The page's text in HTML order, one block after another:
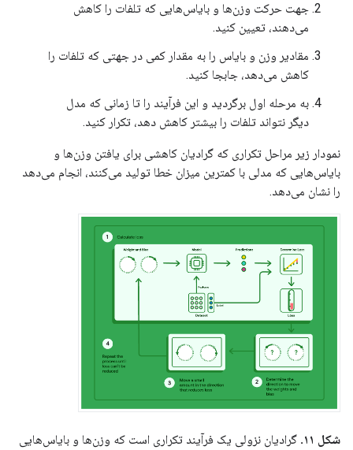
جهت حرکت وزن‌ها و بایاس‌هایی که تلفات را کاهش
می‌دهند، تعیین کنید.
مقادیر وزن و بایاس را به مقدار کمی در جهتی که تلفات را
کاهش می‌دهد، جابجا کنید.
به مرحله اول برگردید و این فرآیند را تا زمانی که مدل
دیگر نتواند تلفات را بیشتر کاهش دهد، تکرار کنید.
نمودار زیر مراحل تکراری که گرادیان کاهشی برای یافتن وزن‌ها و
بایاس‌هایی که مدلی با کمترین میزان خطا تولید می‌کنند، انجام می‌دهد
را نشان می‌دهد.
شکل ۱۱.
گرادیان نزولی یک فرآیند تکراری است که وزن‌ها و بایاس‌هایی